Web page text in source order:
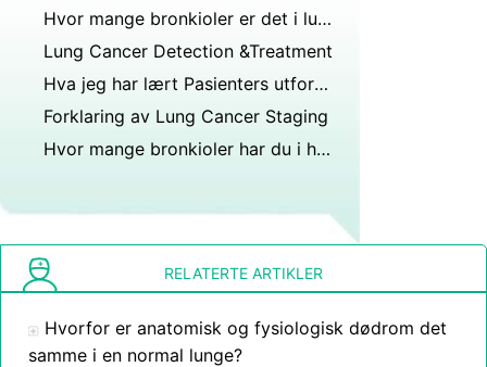
Hvor mange bronkioler er det i lungene?
Lung Cancer Detection &Treatment
Hva jeg har lært Pasienters utfordringer med inoperabel lungekreft
Forklaring av Lung Cancer Staging
Hvor mange bronkioler har du i hver lunge?
RELATERTE ARTIKLER
Hvorfor er anatomisk og fysiologisk dødrom det
samme i en normal lunge?